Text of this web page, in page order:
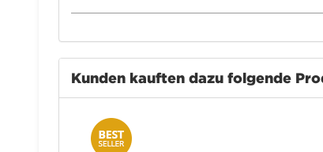
Kunden kauften dazu folgende